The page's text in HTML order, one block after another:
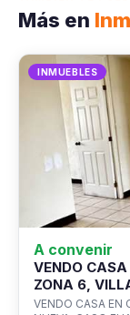
Más en
INMUEBLES
A convenir
VENDO
ZONA 6,
VENDO CASA EN